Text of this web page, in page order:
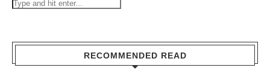
RECOMMENDED READ